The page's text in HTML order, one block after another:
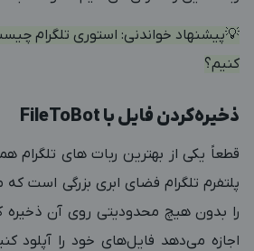
💡پیشنهاد خواندنی: استوری تلگرام
کنیم؟
ذخیره‌کردن فایل با FileToBot
قطعاً یکی از بهترین ربات‌ های تلگرام
پلتفرم تلگرام فضای ابری بزرگی است
را بدون هیچ محدودیتی روی آن ذخیره
اجازه می‌دهد فایل‌های خود را آپلود